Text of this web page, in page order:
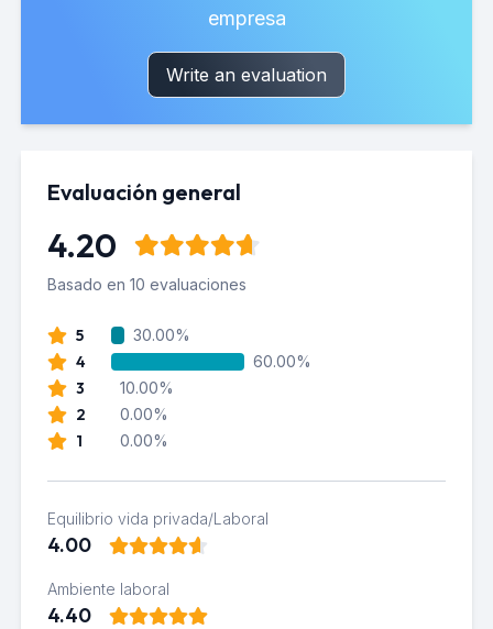
empresa
Write an evaluation
Evaluación general
4.20
Basado en 10 evaluaciones
5 30.00%
4 60.00%
3 10.00%
2 0.00%
1 0.00%
Equilibrio vida privada/Laboral
4.00
Ambiente laboral
4.40